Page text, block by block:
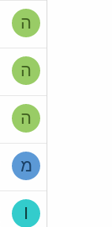
ה
ה
ה
מ
I